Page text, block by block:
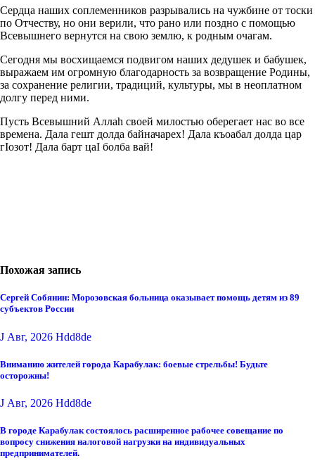
Сердца наших соплеменников разрывались на чужбине от тоски
по Отчеству, но они верили, что рано или поздно с помощью
Всевышнего вернутся на свою землю, к родным очагам.
Сегодня мы восхищаемся подвигом наших дедушек и бабушек,
выражаем им огромную благодарность за возвращение Родины,
за сохранение религии, традиций, культуры, мы в неоплатном
долгу перед ними.
Пусть Всевышний Аллаh своей милостью оберегает нас во все
времена. Дала гешт долда байначарех! Дала къоабал долда цар
гIозот! Дала барт цаI болба вай!
Похожая запись
Сергей Собянин: Морозовская больница оказывает помощь детям из 89
субъектов России
J Авг, 2026 Hdd8de
Вниманию жителей города Карабулак: боевые стрельбы! Будьте
осторожны!
J Авг, 2026 Hdd8de
В городе Карабулак состоялось расширенное рабочее совещание по
вопросу снижения налоговой нагрузки на индивидуальных
предпринимателей.